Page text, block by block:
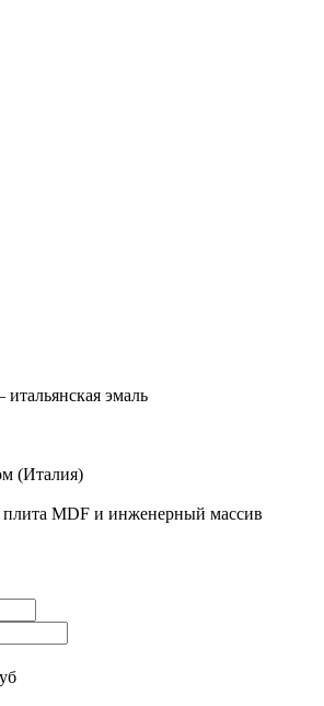
эмаль
(Италия)
MDF и инженерный массив